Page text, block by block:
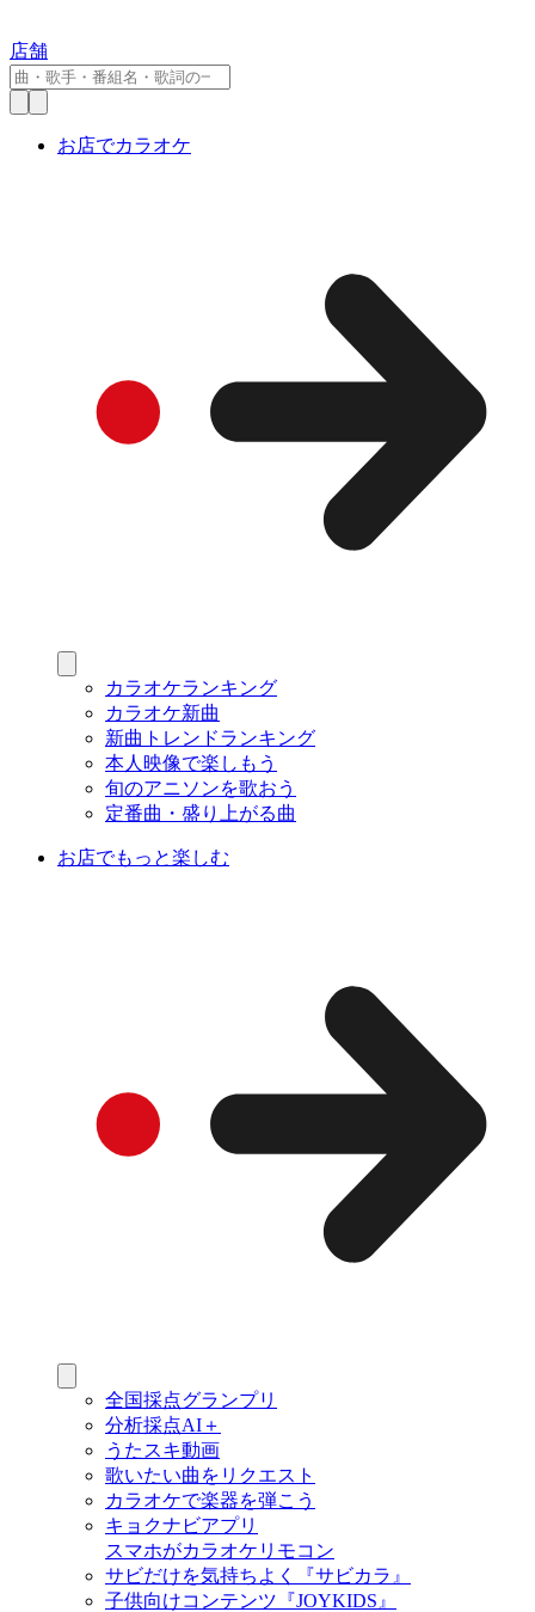
店舗
お店でカラオケ
カラオケランキング
カラオケ新曲
新曲トレンドランキング
本人映像で楽しもう
旬のアニソンを歌おう
定番曲・盛り上がる曲
お店でもっと楽しむ
全国採点グランプリ
分析採点AI＋
うたスキ動画
歌いたい曲をリクエスト
カラオケで楽器を弾こう
キョクナビアプリ
スマホがカラオケリモコン
サビだけを気持ちよく『サビカラ』
子供向けコンテンツ『JOYKIDS』